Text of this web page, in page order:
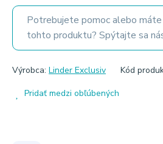
Potrebujete pomoc alebo
tohto produktu? Spýtajte sa
Výrobca: Linder Exclusiv
Kód
Pridať medzi obľúbených